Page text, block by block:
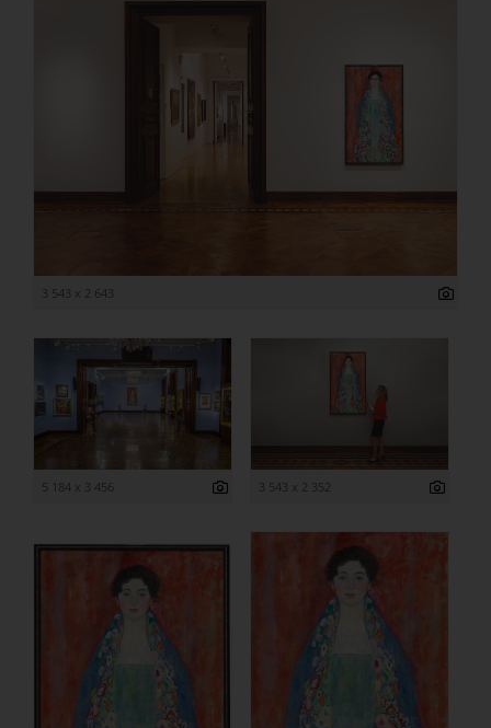
3 543 x 2 643
5 184 x 3 456 3 543 x 2 352